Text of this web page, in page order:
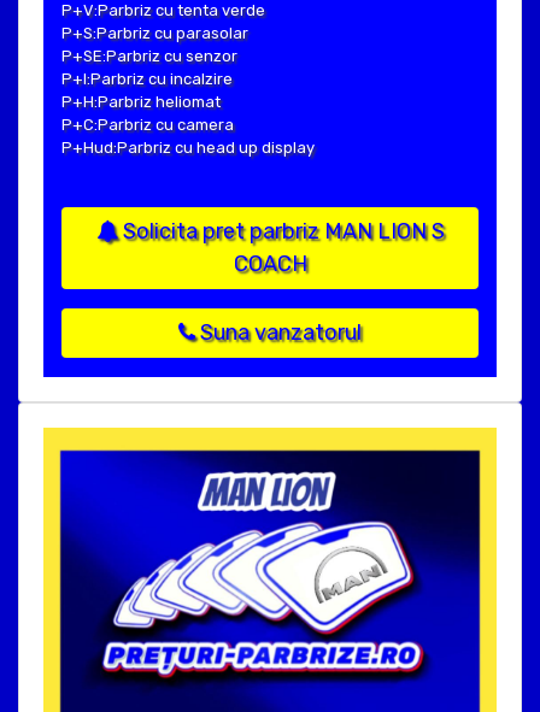
P+V:Parbriz cu tenta verde
P+S:Parbriz cu parasolar
P+SE:Parbriz cu senzor
P+I:Parbriz cu incalzire
P+H:Parbriz heliomat
P+C:Parbriz cu camera
P+Hud:Parbriz cu head up display
Solicita pret parbriz MAN LION S
COACH
Suna vanzatorul